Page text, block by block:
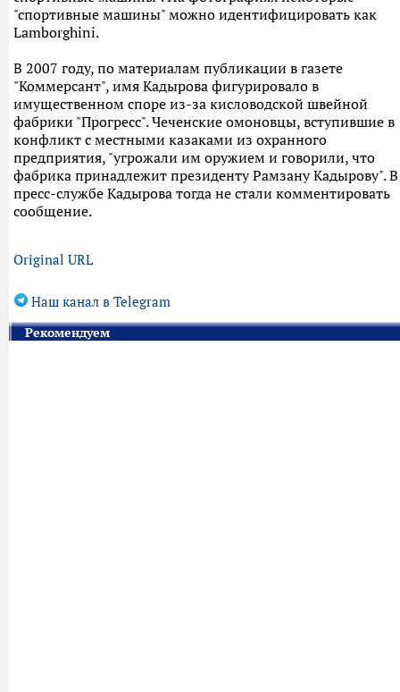
"спортивные машины" можно идентифицировать как
Lamborghini.
В 2007 году, по материалам публикации в газете
"Коммерсант", имя Кадырова фигурировало в
имущественном споре из-за кисловодской швейной
фабрики "Прогресс". Чеченские омоновцы, вступившие в
конфликт с местными казаками из охранного
предприятия, "угрожали им оружием и говорили, что
фабрика принадлежит президенту Рамзану Кадырову". В
пресс-службе Кадырова тогда не стали комментировать
сообщение.
Original URL
Наш канал в Telegram
Рекомендуем